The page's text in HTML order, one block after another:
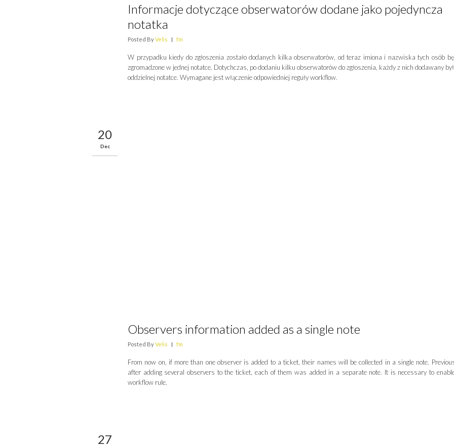
Informacje dotyczące obserwatorów dodane jako pojedyncza
notatka
Posted ByVelis | fm
W przypadku kiedy do zgłoszenia zostało dodanych kilka obserwatorów, od teraz imiona i nazwiska tych osób
zgromadzone w jednej notatce. Dotychczas, po dodaniu kilku obserwatorów do zgłoszenia, każdy z nich dodawany
oddzielnej notatce. Wymagane jest włączenie odpowiedniej reguły workflow.
20
Dec
Observers information added as a single note
Posted ByVelis | fm
From now on, if more than one observer is added to a ticket, their names will be collected in a single note.
after adding several observers to the ticket, each of them was added in a separate note. It is necessary to
workflow rule.
27